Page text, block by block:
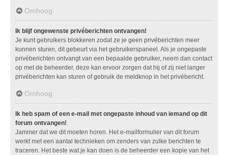
Omhoog
Ik blijf ongewenste privéberichten ontvangen!
Je kunt gebruikers blokkeren zodat ze je geen privéberichten meer
kunnen sturen, dit gebeurt via het gebruikerspaneel. Als je ongepaste
privéberichten ontvangt van een bepaalde gebruiker, neem dan contact
op met de beheerder, deze kan ervoor zorgen dat hij of zij niet langer
privéberichten kan sturen of gebruik de meldknop in het privébericht.
Omhoog
Ik heb spam of een e-mail met ongepaste inhoud van iemand op dit
forum ontvangen!
Jammer dat we dit moeten horen. Het e-mailformulier van dit forum
werkt met een aantal technieken om zenders van zulke berichten te
traceren. Het beste wat je kan doen is de beheerder een kopie van het